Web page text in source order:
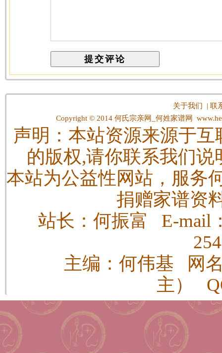
关于我们 |联
Copyright © 2014 何氏宗亲网_何姓家谱网
声明：本站资源来源于
的版权,请你联系我们
本站为公益性网站，服务
捐赠家谱资
站长：何振富 E-mail
主编：何伟基 网
主）